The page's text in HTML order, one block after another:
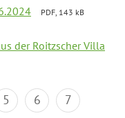
PDF, 143 kB
der Roitzscher Villa
5 6
7